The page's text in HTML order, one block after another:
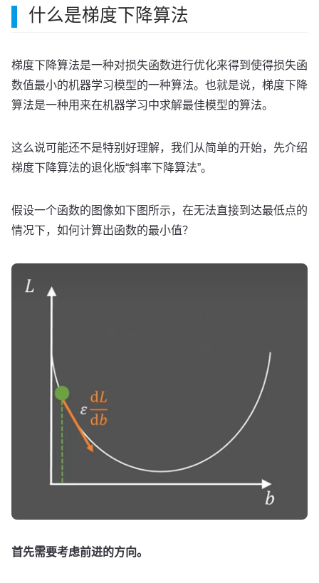
什么是梯度下降算法
梯度下降算法是一种对损失函数进行优化来得到使得损失函
数值最小的机器学习模型的一种算法。也就是说，梯度下降
算法是一种用来在机器学习中求解最佳模型的算法。
这么说可能还不是特别好理解，我们从简单的开始，先介绍
梯度下降算法的退化版“斜率下降算法”。
假设一个函数的图像如下图所示，在无法直接到达最低点的
情况下，如何计算出函数的最小值？
首先需要考虑前进的方向。